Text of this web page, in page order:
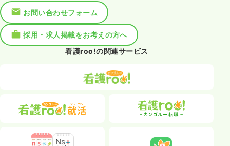
お問い合わせフォーム
採用・求人掲載をお考えの方へ
看護roo!の関連サービス